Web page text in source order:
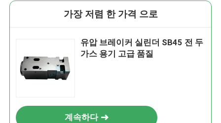
가장 저렴 한 가격 으로
유압 브레이커 실린더 SB45 전 두
가스 용기 고급 품질
계속하다